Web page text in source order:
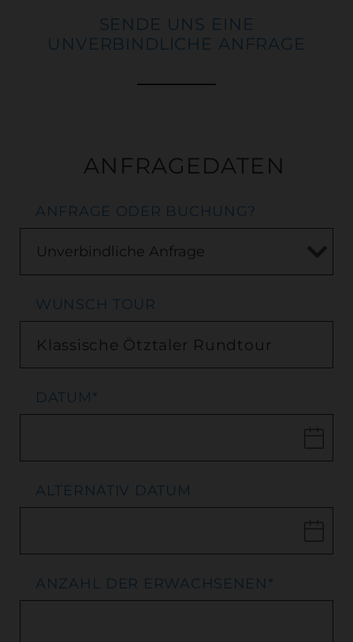
SENDE UNS EINE
UNVERBINDLICHE ANFRAGE
ANFRAGEDATEN
ANFRAGE ODER BUCHUNG?
WUNSCH TOUR
DATUM *
ALTERNATIV DATUM
ANZAHL DER ERWACHSENEN *